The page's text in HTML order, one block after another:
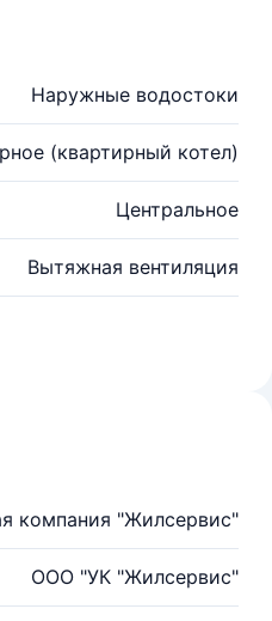
Наружные водостоки
(квартирный котел)
Центральное
Вытяжная вентиляция
компания "Жилсервис"
ООО "УК "Жилсервис"